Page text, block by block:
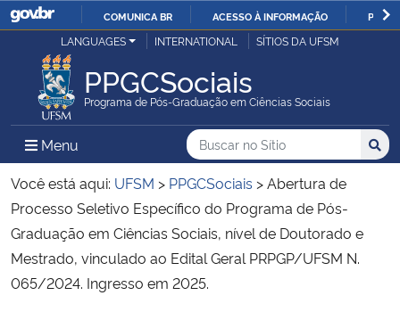
IR
O
COMUNICA BR ACESSO À INFORMAÇÃO
Ministério da Justiça e Segurança Pública
Ministério da Defesa
Ministério das Relações Exteriores
Ministério da Economia
LANGUAGES INTERNATIONAL SÍTIOS DA UFSM
PPGCSociais
Programa de Pós-Graduação em Ciências Sociais
Menu Menu Principal do Sítio
Busca
Buscar no no Sítio
Busca:
Você está aqui: UFSM > PPGCSociais >Abertura de
Processo Seletivo Específico do Programa de Pós-
Graduação em Ciências Sociais, nível de Doutorado e
Mestrado, vinculado ao Edital Geral PRPGP/UFSM N.
065/2024. Ingresso em 2025.